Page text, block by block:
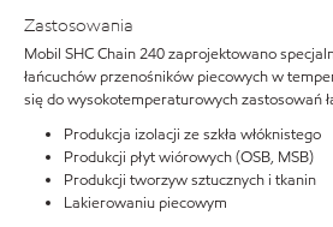
Zastosowania
Mobil SHC Chain 240 zaprojektowano
łańcuchów przenośników piecowych w
się do wysokotemperaturowych zastosowań
Produkcja izolacji ze szkła włóknistego
Produkcji płyt wiórowych (OSB, MSB)
Produkcji tworzyw sztucznych i tkanin
Lakierowaniu piecowym